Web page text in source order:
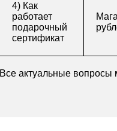
4) Как
работает
подарочный
сертификат
Все актуальные вопросы